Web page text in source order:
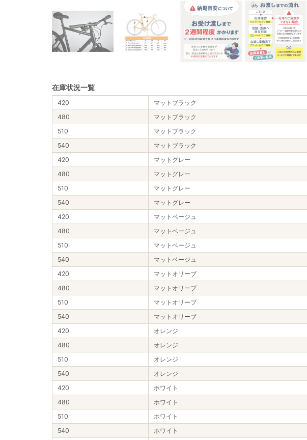
在庫状況一覧
420 マットブラック
480
マットブラック
510
マットブラック
540
マットブラック
420
マットグレー
480
マットグレー
510
マットグレー
540
マットグレー
420
マットベージュ
480
マットベージュ
510
マットベージュ
540
マットベージュ
420
マットオリーブ
480
マットオリーブ
510
マットオリーブ
540
マットオリーブ
420
オレンジ
480
オレンジ
510
オレンジ
540
オレンジ
420
ホワイト
480
ホワイト
510
ホワイト
540
ホワイト